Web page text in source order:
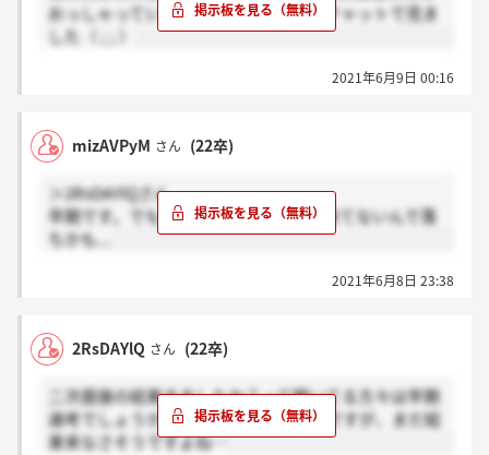
おっしゃっているのをラインオープンチャットで見ま
した（ ; ; ）
2021年6月9日 00:16
mizAVPyM さん (22卒)
＞2RsDAYlQさん
早期です。でも１週間たってまだ自分来てないんで落
ちかも...
2021年6月8日 23:38
2RsDAYlQ さん (22卒)
二次面接の結果きましたか？って聞いてる方々は早期
選考でしょうか？私今日受けてきたのですが、まだ結
果来なさそうですよね…